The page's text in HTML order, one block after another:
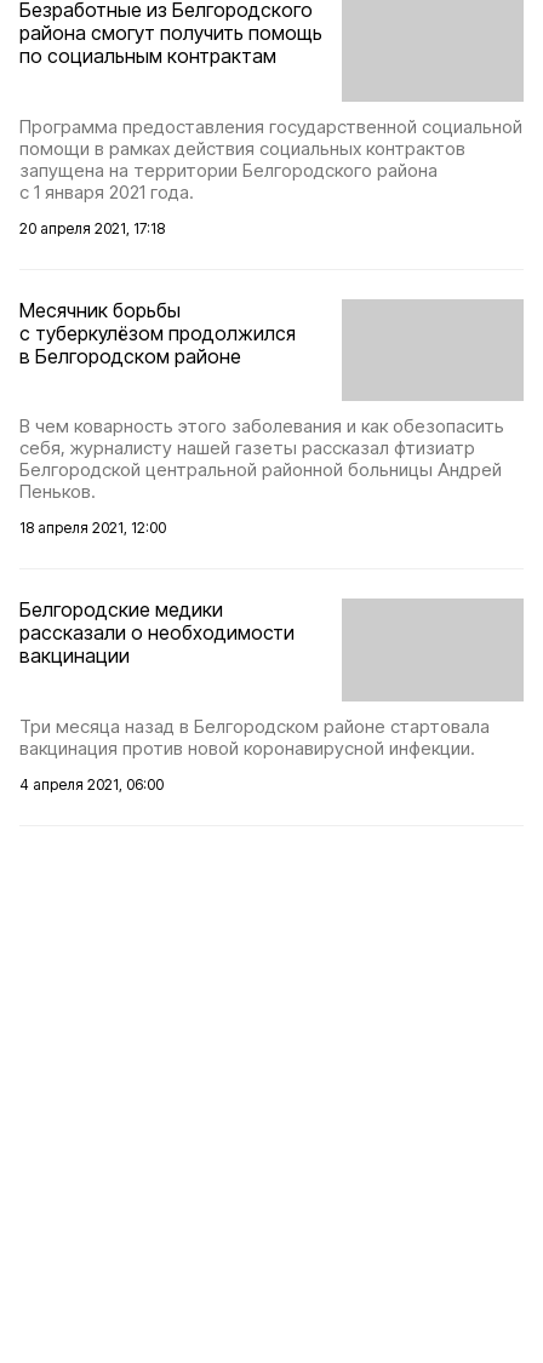
Безработные из Белгородского
района смогут получить помощь
по социальным контрактам
Программа предоставления государственной социальной
помощи в рамках действия социальных контрактов
запущена на территории Белгородского района
с 1 января 2021 года.
20 апреля 2021, 17:18
Месячник борьбы
с туберкулёзом продолжился
в Белгородском районе
В чем коварность этого заболевания и как обезопасить
себя, журналисту нашей газеты рассказал фтизиатр
Белгородской центральной районной больницы Андрей
Пеньков.
18 апреля 2021, 12:00
Белгородские медики
рассказали о необходимости
вакцинации
Три месяца назад в Белгородском районе стартовала
вакцинация против новой коронавирусной инфекции.
4 апреля 2021, 06:00